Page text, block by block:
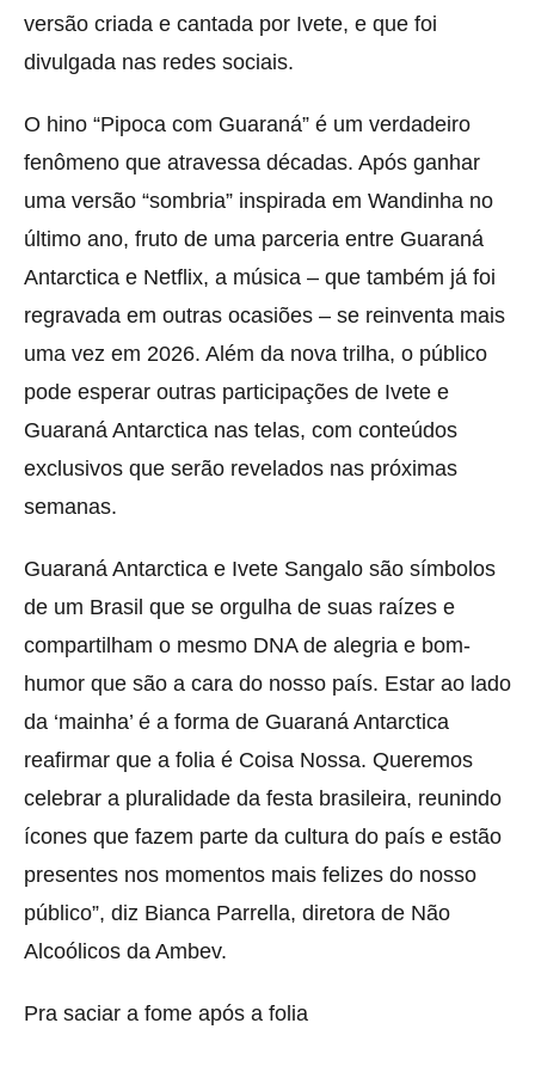
versão criada e cantada por Ivete, e que foi
divulgada nas redes sociais.
O hino “Pipoca com Guaraná” é um verdadeiro
fenômeno que atravessa décadas. Após ganhar
uma versão “sombria” inspirada em Wandinha no
último ano, fruto de uma parceria entre Guaraná
Antarctica e Netflix, a música – que também já foi
regravada em outras ocasiões – se reinventa mais
uma vez em 2026. Além da nova trilha, o público
pode esperar outras participações de Ivete e
Guaraná Antarctica nas telas, com conteúdos
exclusivos que serão revelados nas próximas
semanas.
Guaraná Antarctica e Ivete Sangalo são símbolos
de um Brasil que se orgulha de suas raízes e
compartilham o mesmo DNA de alegria e bom-
humor que são a cara do nosso país. Estar ao lado
da ‘mainha’ é a forma de Guaraná Antarctica
reafirmar que a folia é Coisa Nossa. Queremos
celebrar a pluralidade da festa brasileira, reunindo
ícones que fazem parte da cultura do país e estão
presentes nos momentos mais felizes do nosso
público”, diz Bianca Parrella, diretora de Não
Alcoólicos da Ambev.
Pra saciar a fome após a folia